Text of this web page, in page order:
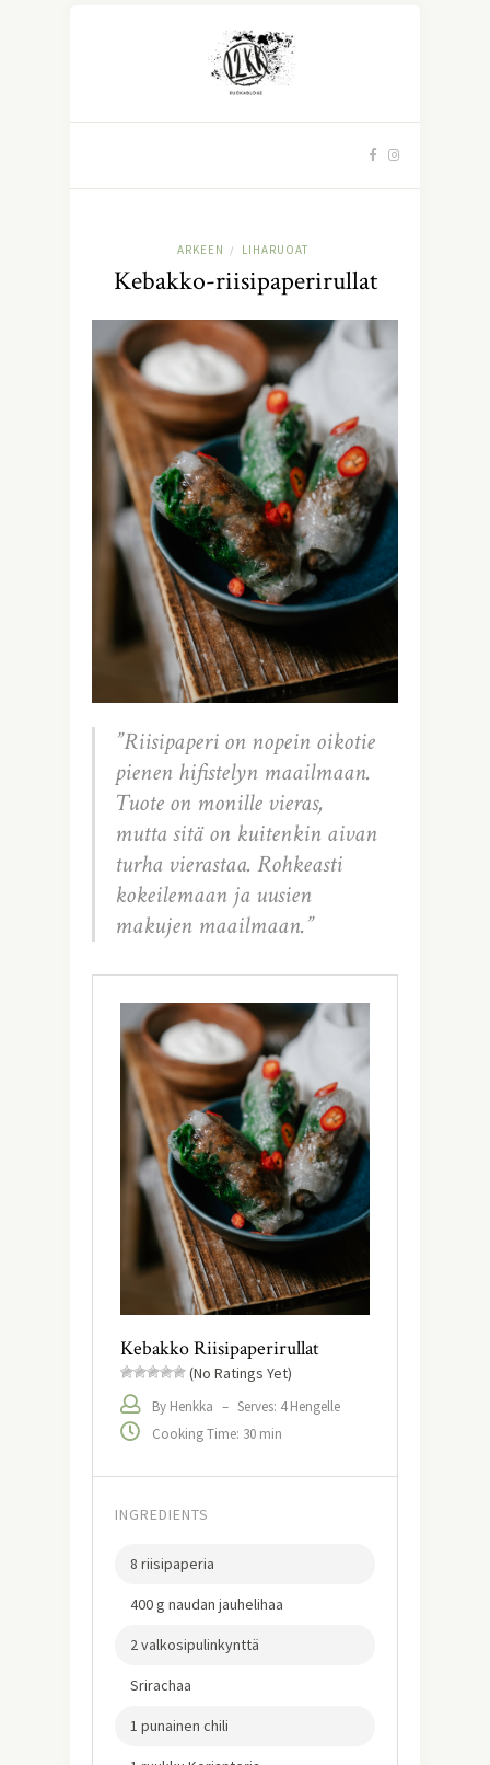
ARKEEN / LIHARUOAT
Kebakko-riisipaperirullat
”Riisipaperi on nopein oikotie
pienen hifistelyn maailmaan.
Tuote on monille vieras,
mutta sitä on kuitenkin aivan
turha vierastaa. Rohkeasti
kokeilemaan ja uusien
makujen maailmaan.”
Kebakko Riisipaperirullat
(No Ratings Yet)
By Henkka – Serves: 4 Hengelle
Cooking Time: 30 min
INGREDIENTS
8 riisipaperia
400 g naudan jauhelihaa
2 valkosipulinkynttä
Srirachaa
1 punainen chili